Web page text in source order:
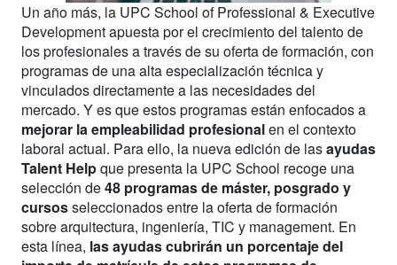
Un año más, la UPC School of Professional & Executive
Development apuesta por el crecimiento del talento de
los profesionales a través de su oferta de formación, con
programas de una alta especialización técnica y
vinculados directamente a las necesidades del
mercado. Y es que estos programas están enfocados a
mejorar la empleabilidad profesionalen el contexto
laboral actual. Para ello, la nueva edición de lasayudas
Talent Helpque presenta la UPC School recoge una
selección de48 programas de máster, posgrado y
cursosseleccionados entre la oferta de formación
sobre arquitectura, ingeniería, TIC y management. En
esta línea, las ayudas cubrirán un porcentaje del